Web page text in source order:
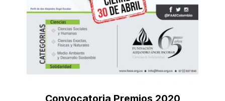
Convocatoria Premios 2020